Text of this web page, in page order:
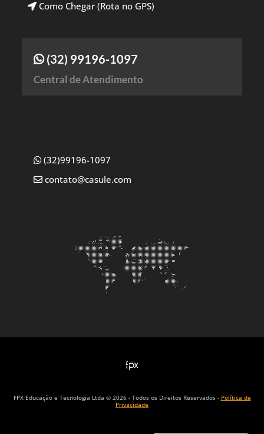
Como Chegar (Rota no GPS)
(32) 99196-1097
Central de Atendimento
(32)99196-1097
contato@casule.com
FPX Educação e Tecnologia Ltda © 2026 - Todos os Direitos Reservados - Política de
Privacidade